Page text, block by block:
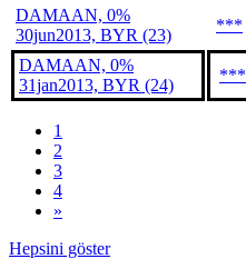
DAMAAN, 0%
30jun2013, BYR (23)
***
DAMAAN, 0%
31jan2013, BYR (24)
***
1
2
3
4
»
Hepsini göster